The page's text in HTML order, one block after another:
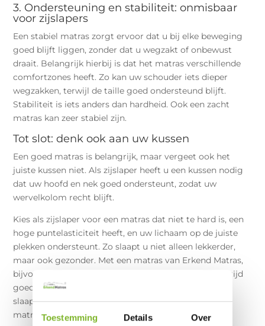
Toestemming Details Over
3. Ondersteuning en stabiliteit: onmisbaar
voor zijslapers
Een stabiel matras zorgt ervoor dat u bij elke beweging
goed blijft liggen, zonder dat u wegzakt of onbewust
draait. Belangrijk hierbij is dat het matras verschillende
comfortzones heeft. Zo kan uw schouder iets dieper
wegzakken, terwijl de taille goed ondersteund blijft.
Stabiliteit is iets anders dan hardheid. Ook een zacht
matras kan zeer stabiel zijn.
Tot slot: denk ook aan uw kussen
Een goed matras is belangrijk, maar vergeet ook het
juiste kussen niet. Als zijslaper heeft u een kussen nodig
dat uw hoofd en nek goed ondersteunt, zodat uw
wervelkolom recht blijft.
Kies als zijslaper voor een matras dat niet te hard is, een
hoge puntelasticiteit heeft, en uw lichaam op de juiste
plekken ondersteunt. Zo slaapt u niet alleen lekkerder,
maar ook gezonder. Met een matras van Erkend Matras,
bijvoorbeeld het
, zit u altijd
goed, want deze is geheel aan te passen aan uw
slaaphouding en voorkeuren en is daarmee het beste
matras voor een zijslaper.